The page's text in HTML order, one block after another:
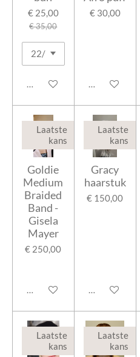
€ 25,00
€ 35,00
In winkelwagen
€ 30,00
In
Laatste
kans
Goldie
Medium
Braided
Band -
Gisela
Mayer
€ 250,00
In winkelwagen
Laatste
kans
Gracy
haarstuk
€ 150,00
In
Laatste
kans
Laatste
kans